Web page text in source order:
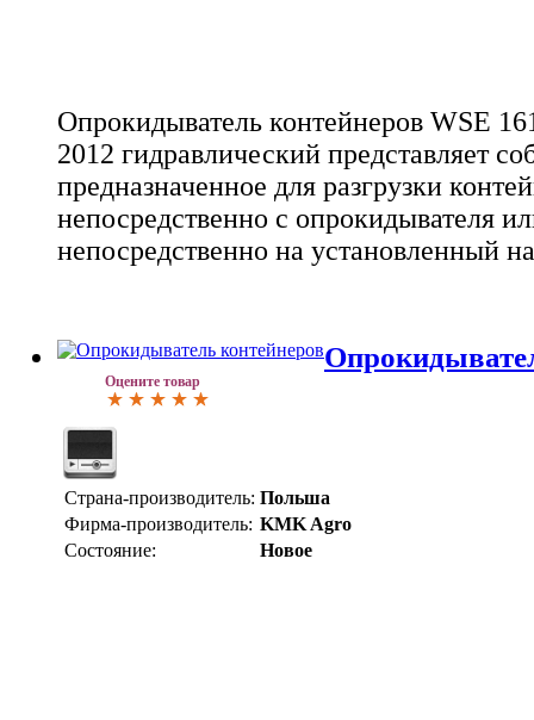
Опрокидыватель контейнеров WSE
2012 гидравлический представляет
предназначенное для разгрузки
непосредственно с опрокидывателя
непосредственно на установленный
Оцените товар
Страна-производитель: Польша
Фирма-производитель: KMK Agro
Состояние:
Новое